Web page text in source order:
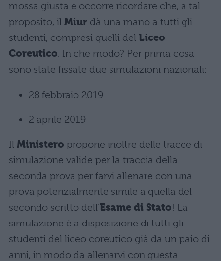
mossa giusta e occorre ricordare che, a tal
proposito, il Miur dà una mano a tutti gli
studenti, compresi quelli del Liceo
Coreutico. In che modo? Per prima cosa
sono state fissate due simulazioni nazionali:
28 febbraio 2019
2 aprile 2019
Il Ministero propone inoltre delle tracce di
simulazione valide per la traccia della
seconda prova per farvi allenare con una
prova potenzialmente simile a quella del
secondo scritto dell’Esame di Stato! La
simulazione è a disposizione di tutti gli
studenti del liceo coreutico già da un paio di
anni, in modo da allenarvi con questa